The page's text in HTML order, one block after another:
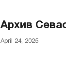
Архив
April 24, 2025